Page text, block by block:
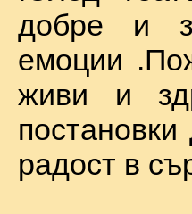
добре и
емоции
живи и
радост в